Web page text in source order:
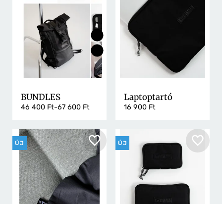
BUNDLES
46 400 Ft-67 600 Ft
Laptoptartó
16 900 Ft
ÚJ ÚJ